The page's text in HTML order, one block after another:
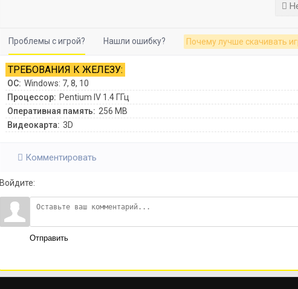
Проблемы с игрой? Нашли ошибку? Почему лучше скачивать
ТРЕБОВАНИЯ К ЖЕЛЕЗУ:
ОС: Windows: 7, 8, 10
Процессор: Pentium IV 1.4 ГГц
Оперативная память: 256 MB
Видеокарта: 3D
Комментировать
Войдите:
Отправить